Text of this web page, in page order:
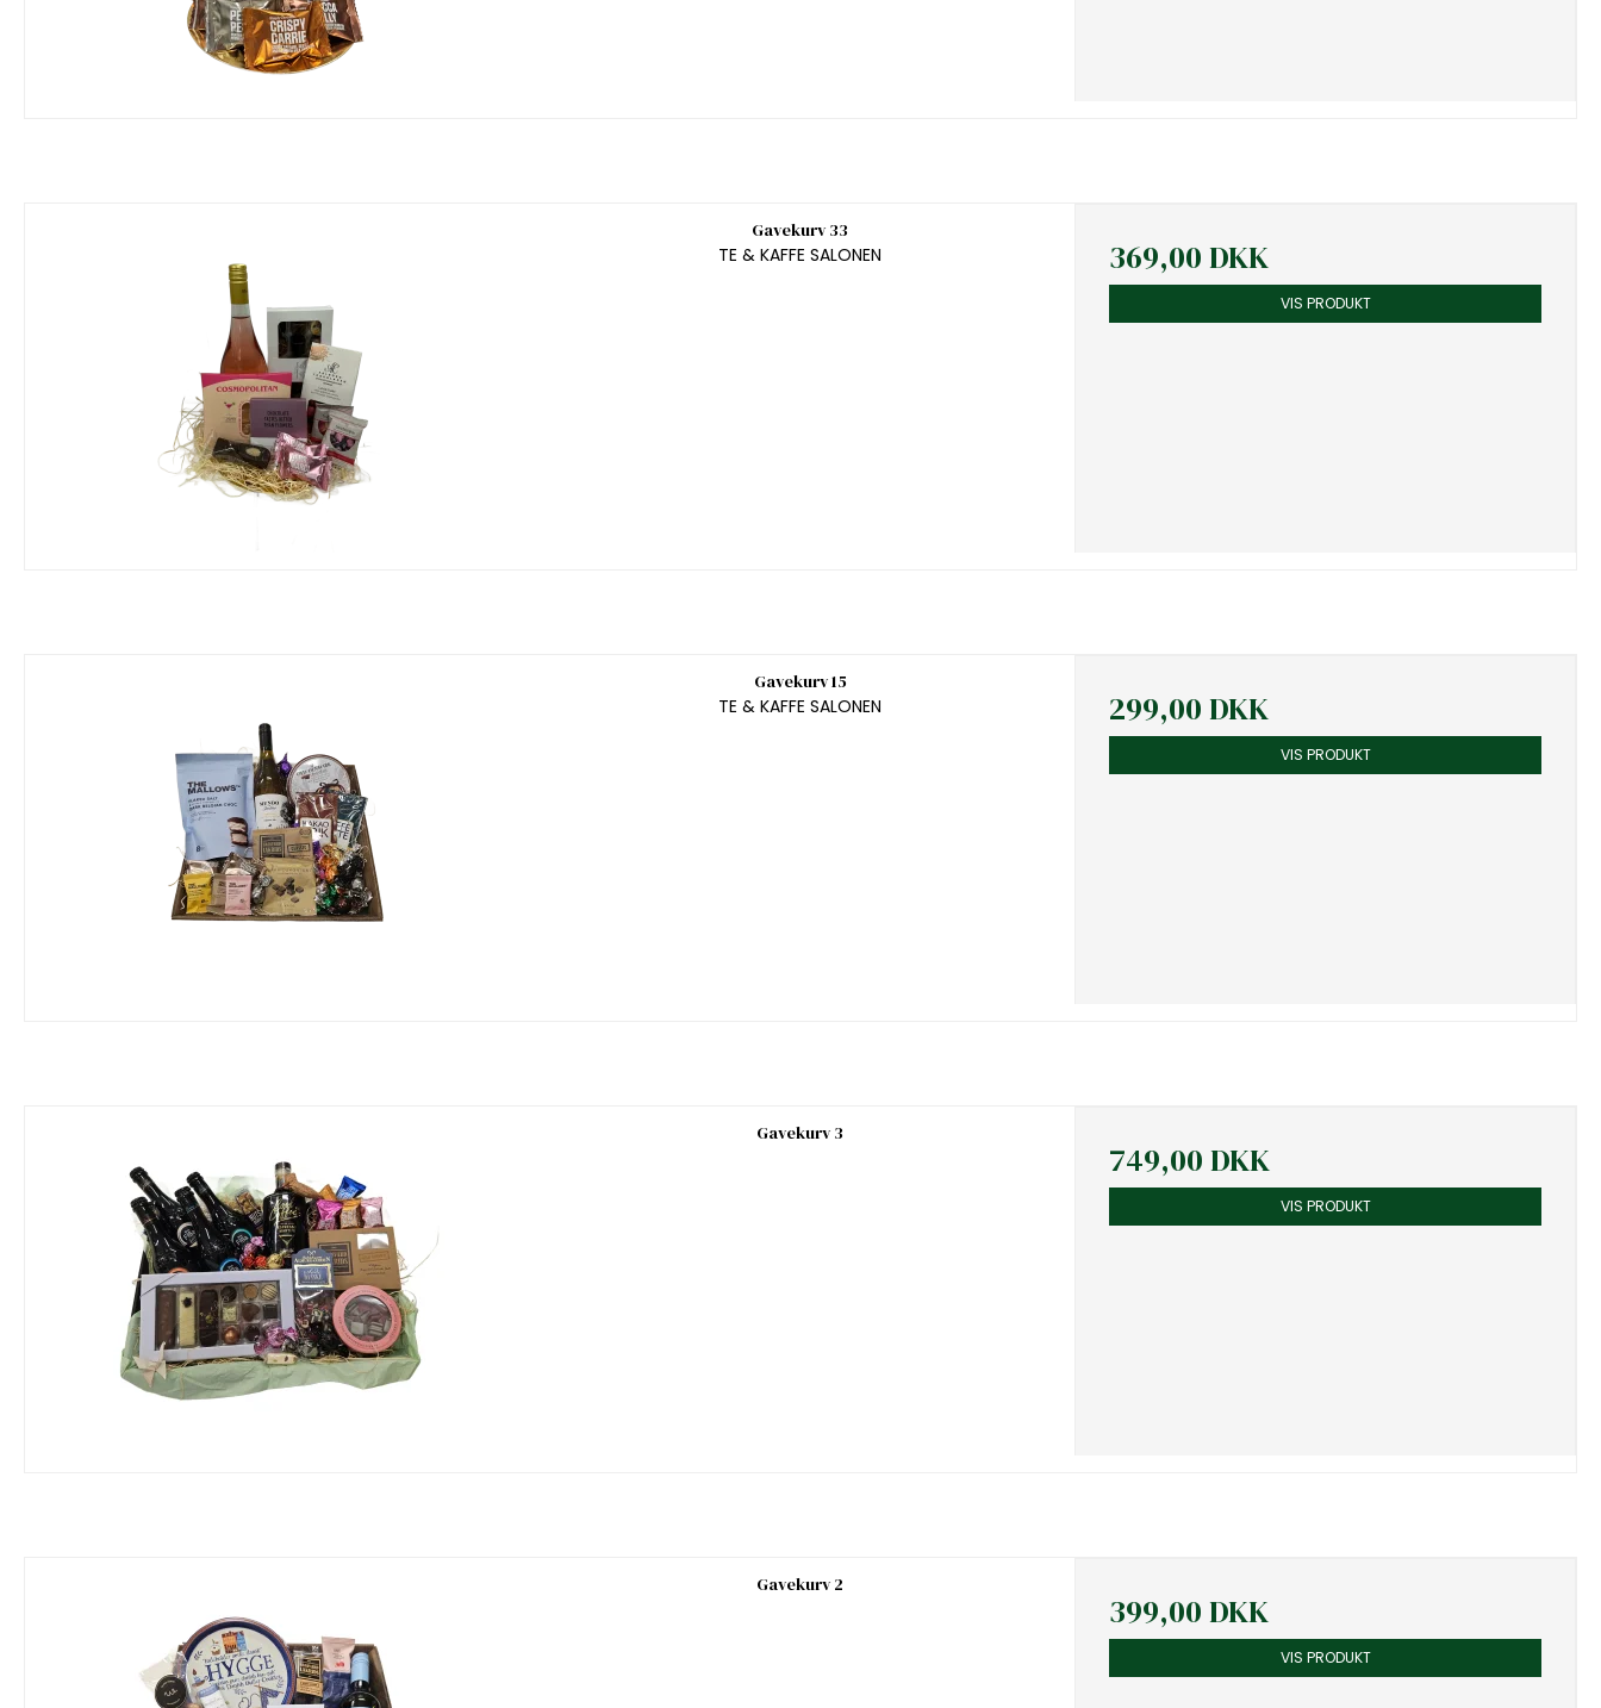
Gavekurv 33
TE & KAFFE SALONEN
369,00 DKK
VIS PRODUKT
Gavekurv 15
TE & KAFFE SALONEN
299,00 DKK
VIS PRODUKT
Gavekurv 3
749,00 DKK
VIS PRODUKT
Gavekurv 2
399,00 DKK
VIS PRODUKT